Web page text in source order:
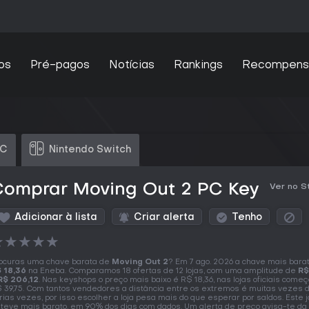
Pré-pagos Notícias Rankings
Nintendo Switch
Moving Out 2 PC Key Ver no
Adicionar à lista Criar alerta Tenho
★★★★
uma chave barata de Moving Out 2? Em 7 ago. 2026 a chave mais
18,36 na Eneba. Comparamos 18 ofertas de 12 lojas, com uma amplitude de
206,12. Nas keyshops o preço mais baixo é R$ 18,36, nas lojas oficiais
39,75. Com tantos vendedores a distância entre os extremos é muitas vezes
vezes, por isso escolher a loja pesa mais do que esperar por saldos. Este
mais barato, em 90% dos dias com dados. Um alerta de preço avisa-te da